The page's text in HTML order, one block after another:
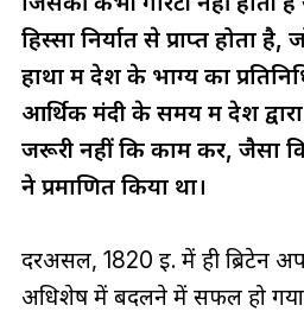
हिस्सा निर्यात से प्राप्त होता
हाथों में देश के भाग्य का
आर्थिक मंदी के समय में देश
जरूरी नहीं कि काम करें, जैसा
ने प्रमाणित किया था।
दरअसल, 1820 ई. में ही ब्रिटेन
अधिशेष में बदलने में सफल हो